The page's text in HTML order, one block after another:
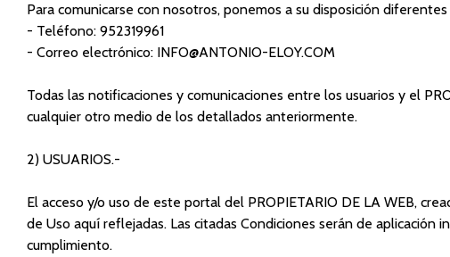
Para comunicarse con nosotros, ponemos a su disposición
- Teléfono: 952319961
- Correo electrónico: INFO@ANTONIO-ELOY.COM
Todas las notificaciones y comunicaciones entre los usuarios y el
cualquier otro medio de los detallados anteriormente.
2) USUARIOS.-
El acceso y/o uso de este portal del PROPIETARIO DE LA WEB,
de Uso aquí reflejadas. Las citadas Condiciones serán de
cumplimiento.